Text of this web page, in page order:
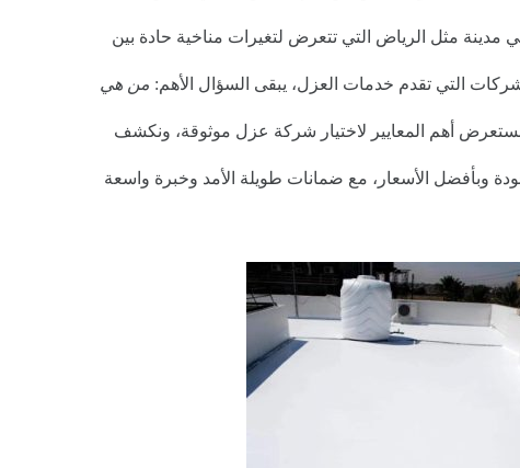
مدينة مثل الرياض التي تتعرض لتغيرات مناخية حادة بين
التي تقدم خدمات العزل، يبقى السؤال الأهم: من هي
أهم المعايير لاختيار شركة عزل موثوقة، ونكشف
وبأفضل الأسعار، مع ضمانات طويلة الأمد وخبرة واسعة